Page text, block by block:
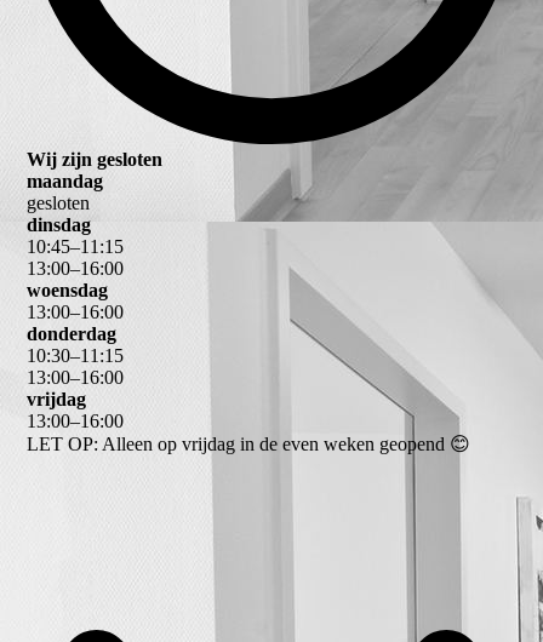
Wij zijn gesloten
maandag
gesloten
dinsdag
10:45–11 :15
13:00–16:00
woensdag
13:00–16:00
donderdag
10:30–11 :15
13:00–16:00
vrijdag
13:00–16:00
LET OP: Alleen op vrijdag in de even weken geopend 😊